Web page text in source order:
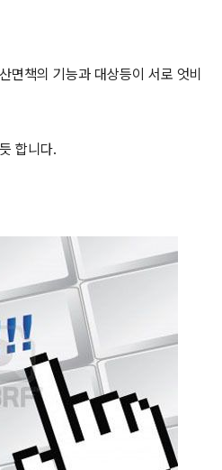
면책의 기능과 대상등이 서로 엇비
합니다.